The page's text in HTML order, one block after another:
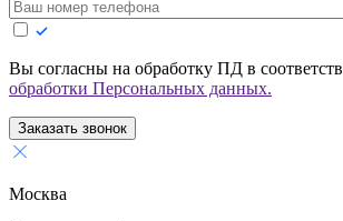
Вы согласны на обработку ПД в
обработки Персональных данных.
Заказать звонок
Москва